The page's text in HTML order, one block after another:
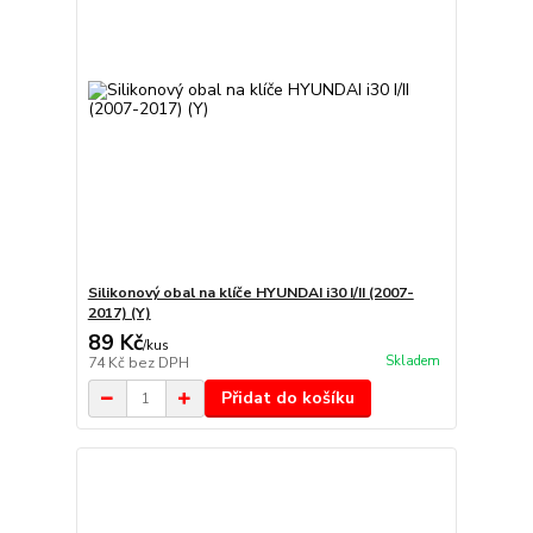
Silikonový obal na klíče HYUNDAI i30 I/II (2007-
2017) (Y)
89 Kč/kus
74 Kč bez DPH Skladem
Přidat do košíku